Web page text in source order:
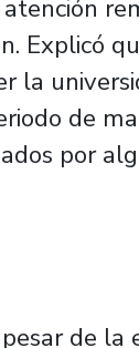
Explicó
la
de
por
de la